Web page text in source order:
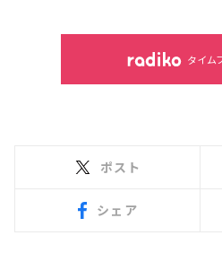
タイム
ポスト
シェア